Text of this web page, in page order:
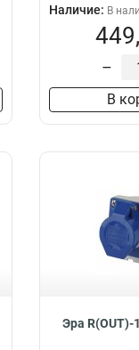
Наличие: В
–
В
Эра R(OUT)-